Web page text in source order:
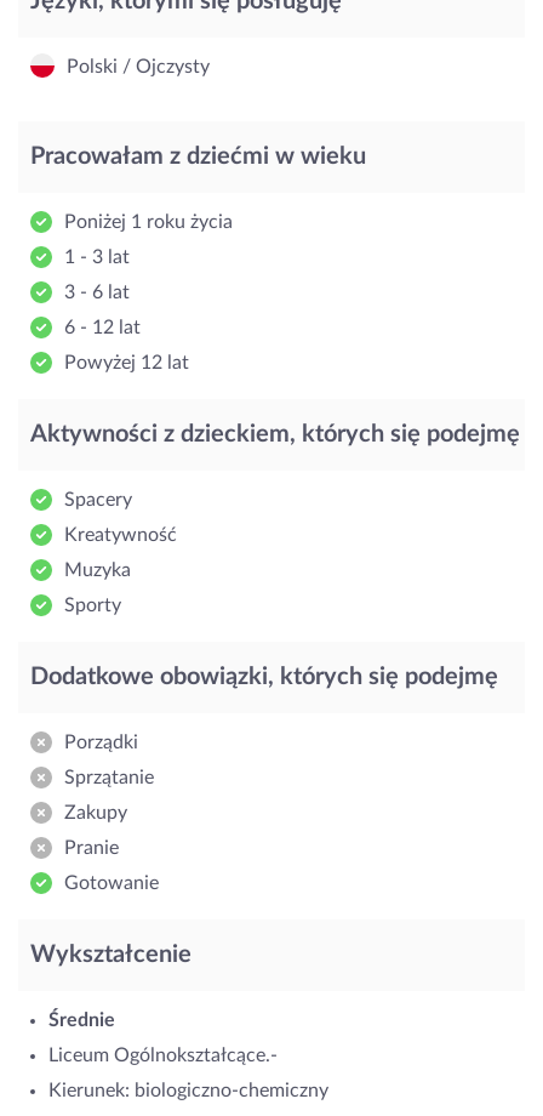
Polski / Ojczysty
Pracowałam z dziećmi w wieku
Poniżej 1 roku życia
1 - 3 lat
3 - 6 lat
6 - 12 lat
Powyżej 12 lat
Aktywności z dzieckiem, których się podejmę
Spacery
Kreatywność
Muzyka
Sporty
Dodatkowe obowiązki, których się podejmę
Porządki
Sprzątanie
Zakupy
Pranie
Gotowanie
Wykształcenie
Średnie
Liceum Ogólnokształcące.-
Kierunek: biologiczno-chemiczny